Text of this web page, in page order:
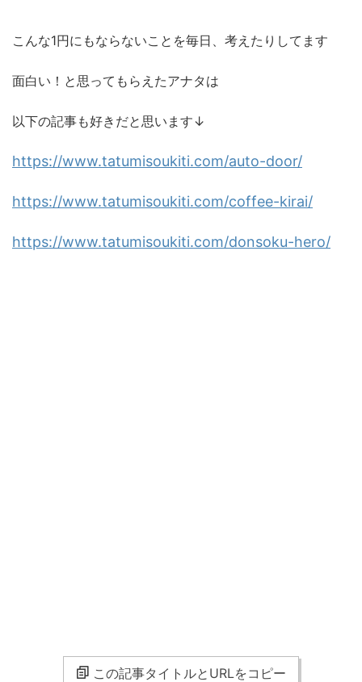
こんな1円にもならないことを毎日、考えたりしてます
面白い！と思ってもらえたアナタは
以下の記事も好きだと思います↓
https://www.tatumisoukiti.com/auto-door/
https://www.tatumisoukiti.com/coffee-kirai/
https://www.tatumisoukiti.com/donsoku-hero/
この記事タイトルとURLをコピー